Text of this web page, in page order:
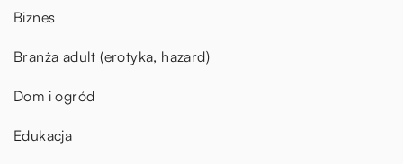
Biznes
Branża adult (erotyka, hazard)
Dom i ogród
Edukacja